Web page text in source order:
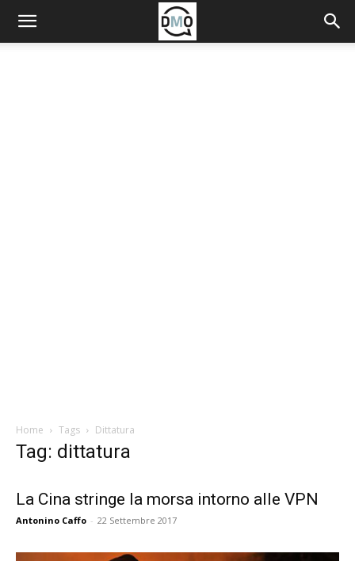
Home Tags Dittatura
Tag: dittatura
La Cina stringe la morsa intorno alle VPN
Antonino Caffo - 22 Settembre 2017